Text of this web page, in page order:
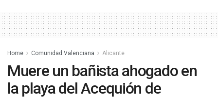
Home Comunidad Valenciana Alicante
Muere un bañista ahogado en
la playa del Acequión de